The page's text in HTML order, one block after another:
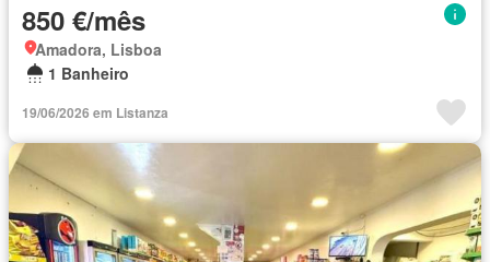
850 €/mês
Amadora, Lisboa
1 Banheiro
19/06/2026 em Listanza